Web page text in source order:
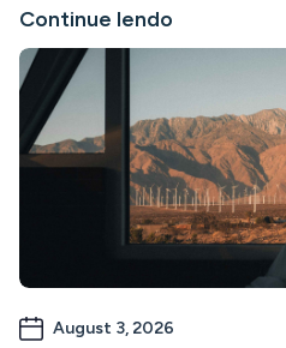
Continue lendo
August 3, 2026